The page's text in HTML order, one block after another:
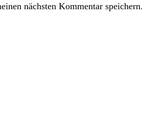
nächsten Kommentar speichern.